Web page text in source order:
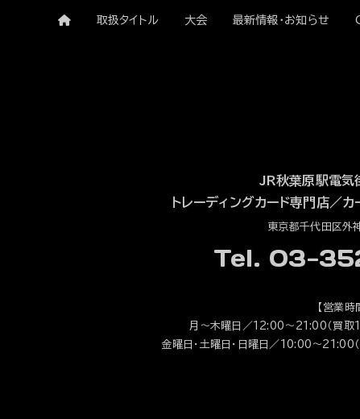
取扱タイトル 大会 最新情報・お知らせ
JR秋葉原駅電気
トレーディングカード専門店／カ
東京都千代田区
Tel. 03-
【営業時
月～木曜日／12:00～21:00（買
金曜日・土曜日・日曜日／10:00～